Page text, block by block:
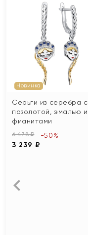
Новинка
Серьги из серебра с
позолотой, эмалью и
фианитами
6 478 ₽
3 239 ₽
-50%